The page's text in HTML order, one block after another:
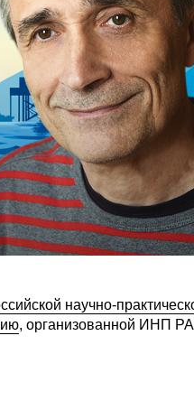
научно-
, организованной ИНП